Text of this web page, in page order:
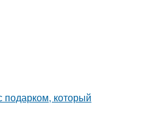
который